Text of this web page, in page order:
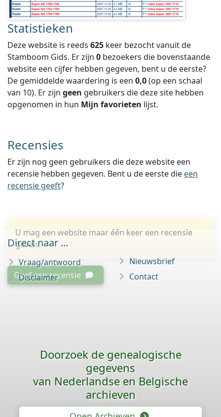
Statistieken
Deze website is reeds 625 keer bezocht vanuit de
Stamboom Gids. Er zijn 0 bezoekers die bovenstaande
website een cijfer hebben gegeven, bent u de eerste?
De gemiddelde waardering is een 0,0(op een schaal
van 10). Er zijn geen gebruikers die deze site hebben
opgenomen in hun Mijn favorieten lijst.
Recensies
Er zijn nog geen gebruikers die deze website een
recensie hebben gegeven. Bent u de eerste die een
recensie geeft?
U mag een website maar één keer een recensie
geven.
Geef een recensie
Direct naar ...
Vraag/antwoord
Disclaimer
Nieuwsbrief
Contact
Doorzoek de genealogische
gegevens
van Nederlandse en Belgische
archieven